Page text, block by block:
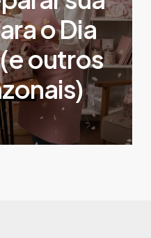
o Dia
outros